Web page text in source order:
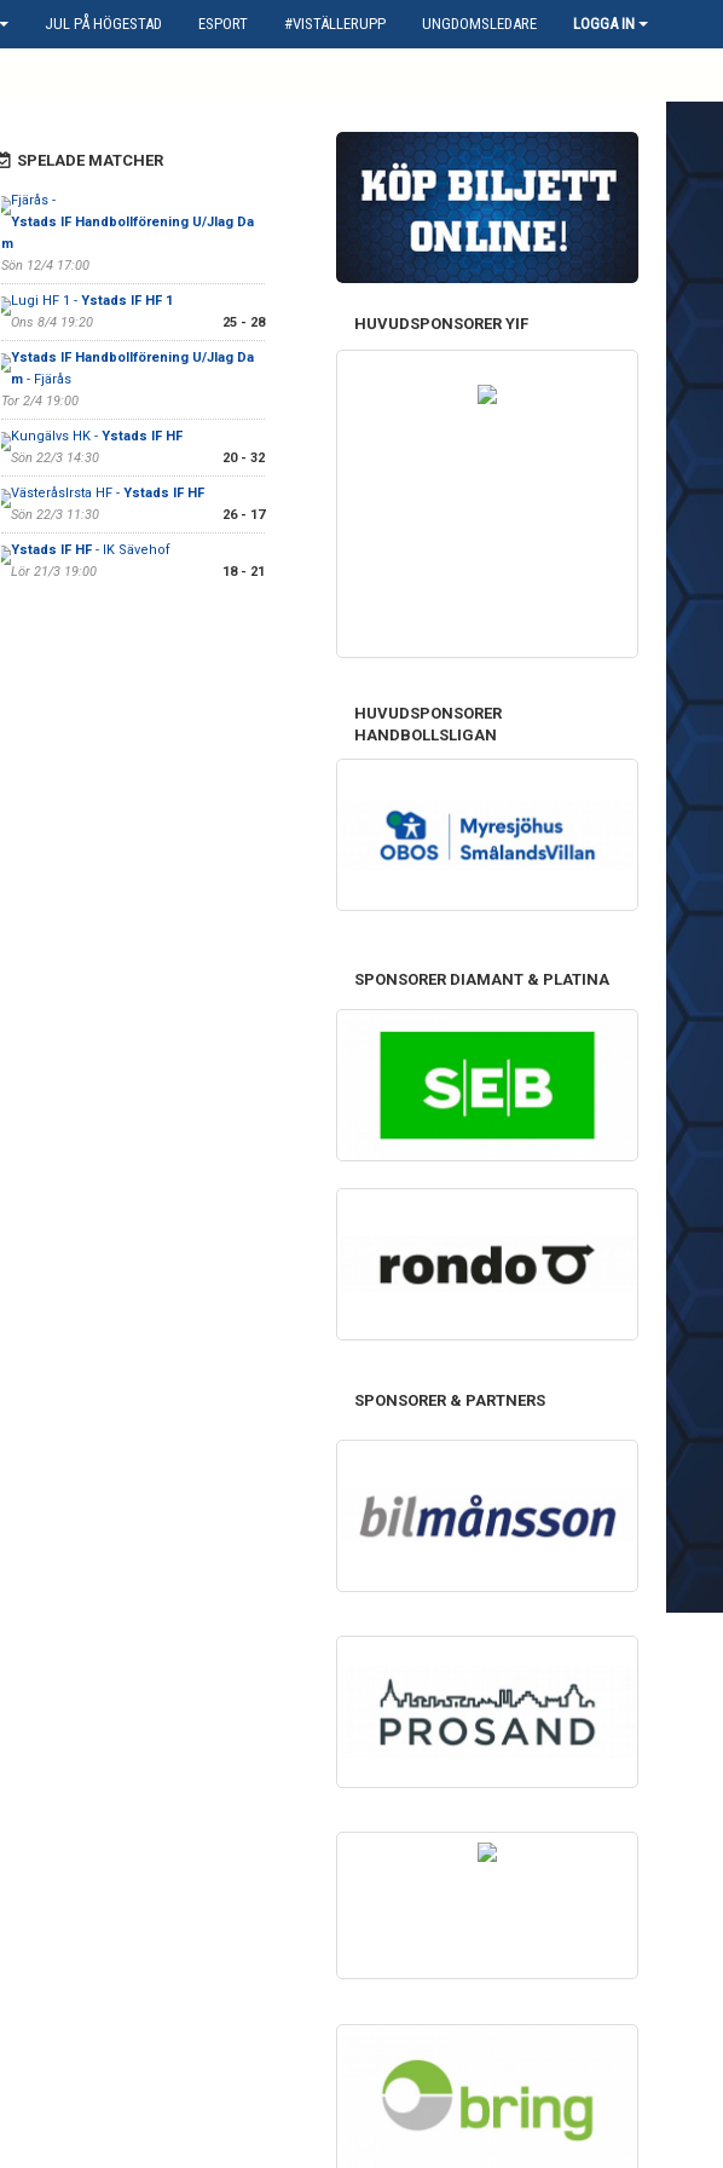
JUL PÅ HÖGESTAD ESPORT #VISTÄLLERUPP UNGDOMSLEDARE LOGGA IN
SPELADE MATCHER
Fjärås -
Ystads IF Handbollförening U/Jlag Da
m
Sön 12/4 17:00
Lugi HF 1 - Ystads IF HF 1
Ons 8/4 19:20
25 - 28
Ystads IF Handbollförening U/Jlag Da
m- Fjärås
Tor 2/4 19:00
Kungälvs HK - Ystads IF HF
Sön 22/3 14:30
20 - 32
VästeråsIrsta HF - Ystads IF HF
Sön 22/3 11:30
26 - 17
Ystads IF HF- IK Sävehof
Lör 21/3 19:00
18 - 21
HUVUDSPONSORER YIF
HUVUDSPONSORER
HANDBOLLSLIGAN
SPONSORER DIAMANT & PLATINA
SPONSORER & PARTNERS